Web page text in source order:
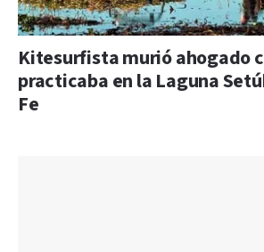
Kitesurfista murió ahogado
practicaba en la Laguna
Fe